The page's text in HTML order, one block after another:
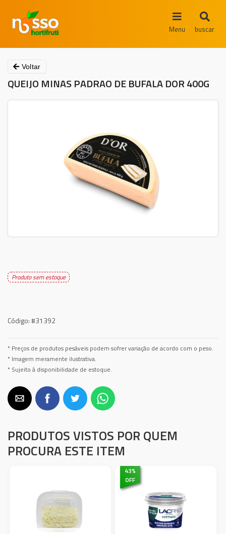
Menu buscar
Voltar
QUEIJO MINAS PADRAO DE BUFALA DOR 400G
Produto sem estoque
Código:#31392
* Preços de produtos pesáveis podem sofrer variação de acordo com o peso.
* Imagem meramente ilustrativa.
* Sujeito à disponibilidade de estoque.
PRODUTOS VISTOS POR QUEM
PROCURA ESTE ITEM
43%
OFF